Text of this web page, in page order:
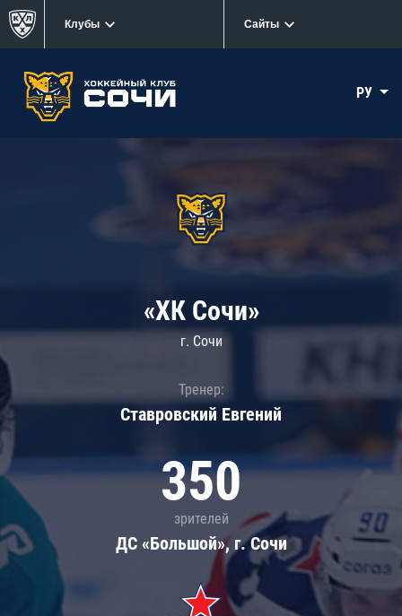
Клубы Сайты
РУ
«ХК Сочи»
г. Сочи
Тренер:
Ставровский Евгений
350
зрителей
ДС «Большой», г. Сочи